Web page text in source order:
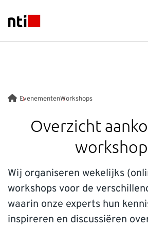
NTI logo
PRODUCTEN
TRAINING
EVENEMENTEN
KENNIS
SUPPORT
EvenementenWorkshops
Overzicht
Wij organiseren wekelijks
workshops voor de
waarin onze experts hun
inspireren en discussiëren